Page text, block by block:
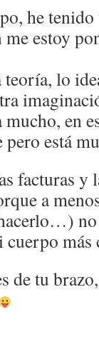
he tenido
estoy
lo
en
está
facturas y
a
cuerpo más
de tu